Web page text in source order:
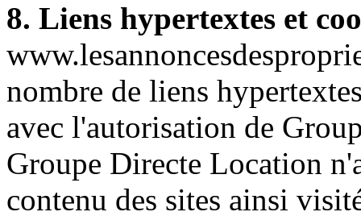
8. Liens hypertextes et
nombre de liens
avec l'autorisation de
Groupe Directe Location
contenu des sites ainsi